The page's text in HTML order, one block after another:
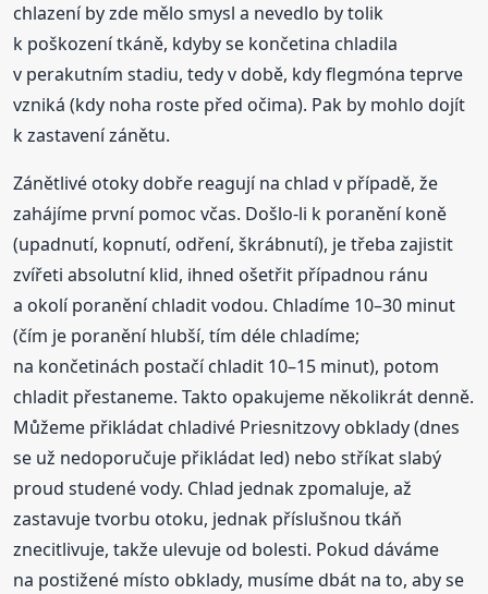
chlazení by zde mělo smysl a nevedlo by tolik
k poškození tkáně, kdyby se končetina chladila
v perakutním stadiu, tedy v době, kdy flegmóna teprve
vzniká (kdy noha roste před očima). Pak by mohlo dojít
k zastavení zánětu.
Zánětlivé otoky dobře reagují na chlad v případě, že
zahájíme první pomoc včas. Došlo-li k poranění koně
(upadnutí, kopnutí, odření, škrábnutí), je třeba zajistit
zvířeti absolutní klid, ihned ošetřit případnou ránu
a okolí poranění chladit vodou. Chladíme 10–30 minut
(čím je poranění hlubší, tím déle chladíme;
na končetinách postačí chladit 10–15 minut), potom
chladit přestaneme. Takto opakujeme několikrát denně.
Můžeme přikládat chladivé Priesnitzovy obklady (dnes
se už nedoporučuje přikládat led) nebo stříkat slabý
proud studené vody. Chlad jednak zpomaluje, až
zastavuje tvorbu otoku, jednak příslušnou tkáň
znecitlivuje, takže ulevuje od bolesti. Pokud dáváme
na postižené místo obklady, musíme dbát na to, aby se